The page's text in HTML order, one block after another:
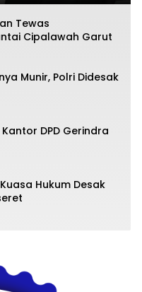
Tewas
Cipalawah Garut
Munir, Polri Didesak
DPD Gerindra
Hukum Desak